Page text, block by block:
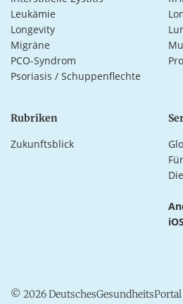
Leukämie
Longevity
Migräne
PCO-Syndrom
Psoriasis / Schuppenflechte
Rubriken
Zukunftsblick
© 2026 DeutschesGesundheitsPortal